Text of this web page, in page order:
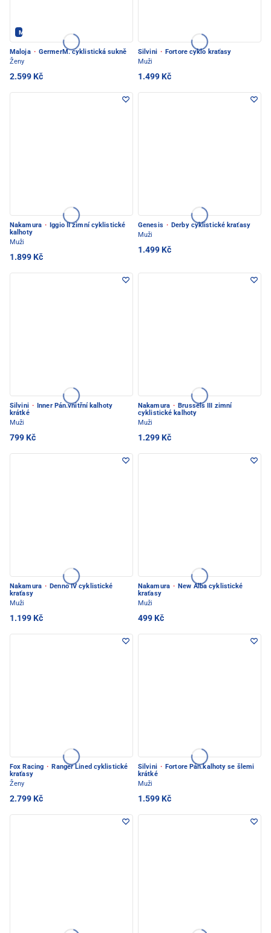
Maloja - PEC POD SNĚŽKOU
Maloja · GermerM. cyklistická sukně
Ženy
2.599 Kč
Silvini · Fortore cyklo kraťasy
Muži
1.499 Kč
Nakamura ·
Iggio II zimní cyklistické
kalhoty
Muži
1.899 Kč
Genesis · Derby cyklistické kraťasy
Muži
1.499 Kč
Silvini ·
Inner Pán.vnitřní kalhoty
krátké
Muži
799 Kč
Nakamura · Brussels III zimní
cyklistické kalhoty
Muži
1.299 Kč
Nakamura · Denno IV cyklistické
kraťasy
Muži
1.199 Kč
Nakamura · New Alba cyklistické
kraťasy
Muži
499 Kč
Fox Racing · Ranger Lined cyklistické
kraťasy
Ženy
2.799 Kč
Silvini · Fortore Pán.kalhoty se šlemi
krátké
Muži
1.599 Kč